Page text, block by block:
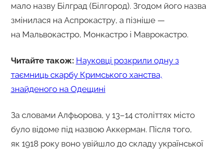
мало назву Білград (Білгород). Згодом його назва
змінилася на Аспрокастру, а пізніше —
на Мальвокастро, Монкастро і Маврокастро.
Читайте також: Науковці розкрили одну з
таємниць скарбу Кримського ханства,
знайденого на Одещині
За словами Алфьорова, у 13–14 століттях місто
було відоме під назвою Аккерман. Після того,
як 1918 року воно увійшло до складу української